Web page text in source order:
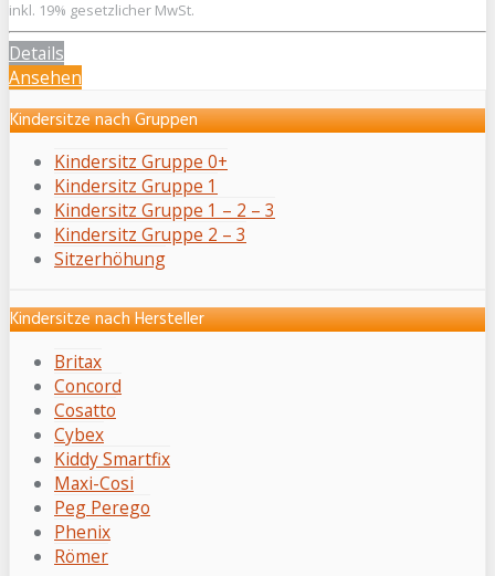
inkl. 19% gesetzlicher MwSt.
Details
Ansehen
Kindersitze nach Gruppen
Kindersitz Gruppe 0+
Kindersitz Gruppe 1
Kindersitz Gruppe 1 – 2 – 3
Kindersitz Gruppe 2 – 3
Sitzerhöhung
Kindersitze nach Hersteller
Britax
Concord
Cosatto
Cybex
Kiddy Smartfix
Maxi-Cosi
Peg Perego
Phenix
Römer